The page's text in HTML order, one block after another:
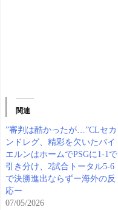
関連
”審判は酷かったが…”CLセカ
ンドレグ、精彩を欠いたバイ
エルンはホームでPSGに1-1で
引き分け、2試合トータル5-6
で決勝進出ならずー海外の反
応ー
07/05/2026